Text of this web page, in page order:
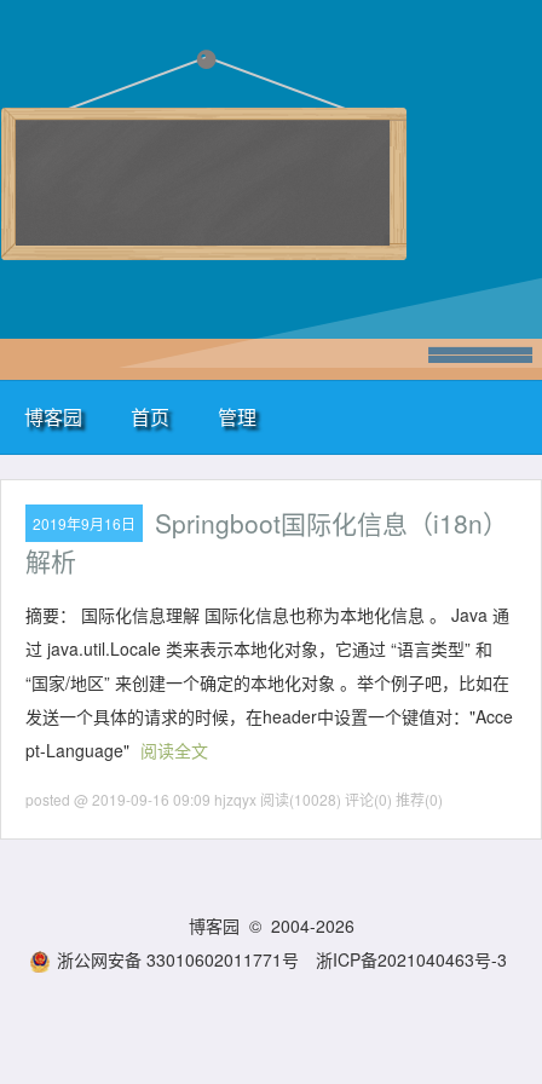
博客园 首页 管理
2019年9月16日
Springboot国际化信息（i18n）
解析
摘要： 国际化信息理解 国际化信息也称为本地化信息 。 Java 通
过 java.util.Locale 类来表示本地化对象，它通过 “语言类型” 和
“国家/地区” 来创建一个确定的本地化对象 。举个例子吧，比如在
发送一个具体的请求的时候，在header中设置一个键值对："Acce
pt-Language" 阅读全文
posted @ 2019-09-16 09:09 hjzqyx 阅读(10028) 评论(0) 推荐(0)
博客园 © 2004-2026
浙公网安备 33010602011771号
浙ICP备2021040463号-3